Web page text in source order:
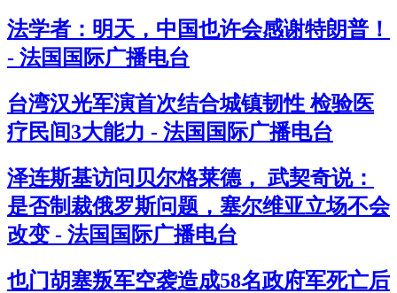
法学者：明天，中国也许会感谢特朗普！
- 法国国际广播电台
台湾汉光军演首次结合城镇韧性 检验医
疗民间3大能力 - 法国国际广播电台
泽连斯基访问贝尔格莱德， 武契奇说：
是否制裁俄罗斯问题，塞尔维亚立场不会
改变 - 法国国际广播电台
也门胡塞叛军空袭造成58名政府军死亡后